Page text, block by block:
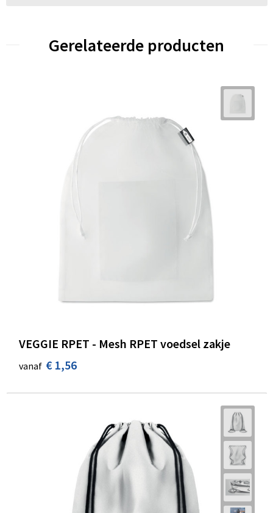
Gerelateerde producten
VEGGIE RPET - Mesh RPET voedsel zakje
vanaf € 1,56